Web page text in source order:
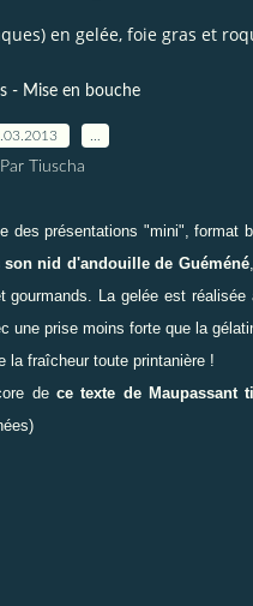
en gelée, foie gras et
- Mise en bouche
Par Tiuscha
des présentations "mini", format
son nid d'andouille de Guéméné
La gelée est réalisée
une prise moins forte que la
la fraîcheur toute printanière !
dece texte de Maupassant